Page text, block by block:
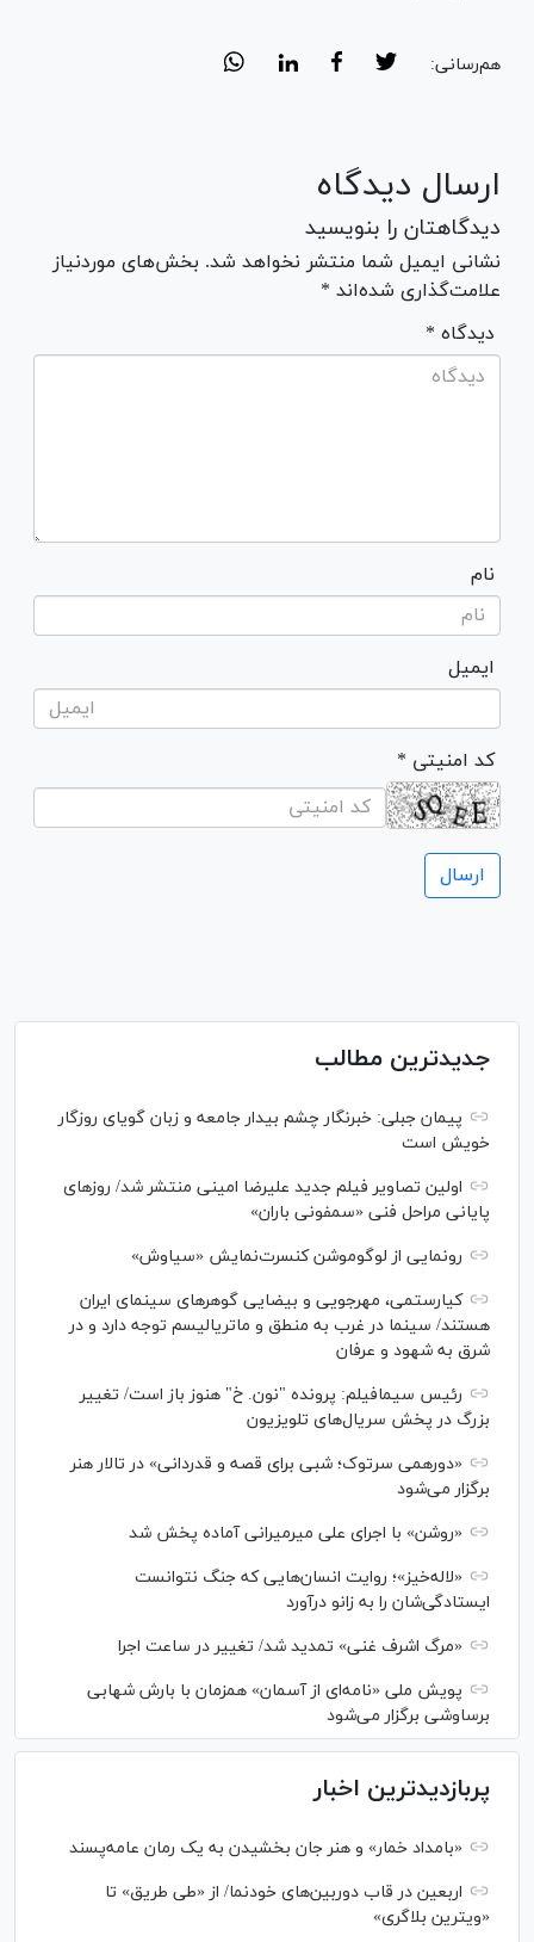
هم‌رسانی:
ارسال دیدگاه
دیدگاهتان را بنویسید
نشانی ایمیل شما منتشر نخواهد شد. بخش‌های موردنیاز
علامت‌گذاری شده‌اند *
* دیدگاه
نام
ایمیل
* کد امنیتی
جدیدترین مطالب
پیمان جبلی: خبرنگار چشم بیدار جامعه و زبان گویای روزگار
خویش است
اولین تصاویر فیلم جدید علیرضا امینی منتشر شد/ روز‌های
پایانی مراحل فنی «سمفونی باران»
رونمایی از لوگوموشن کنسرت‌نمایش «سیاوش»
کیارستمی، مهرجویی و بیضایی گوهر‌های سینمای ایران
هستند/ سینما در غرب به منطق و ماتریالیسم توجه دارد و در
شرق به شهود و عرفان
رئیس سیمافیلم: پرونده "نون. خ" هنوز باز است/ تغییر
بزرگ در پخش سریال‌های تلویزیون
«دورهمی سرتوک؛ شبی برای قصه و قدردانی» در تالار هنر
برگزار می‌شود
«روشن» با اجرای علی میرمیرانی آماده پخش شد
«لاله‌خیز»؛ روایت انسان‌هایی که جنگ نتوانست
ایستادگی‌شان را به زانو درآورد
«مرگ اشرف غنی» تمدید شد/ تغییر در ساعت اجرا
پویش ملی «نامه‌ای از آسمان» همزمان با بارش شهابی
برساوشی برگزار می‌شود
پربازدیدترین اخبار
«بامداد خمار» و هنر جان بخشیدن به یک رمان عامه‌پسند
اربعین در قاب دوربین‌های خودنما/ از «طی طریق» تا
«ویترین بلاگری»